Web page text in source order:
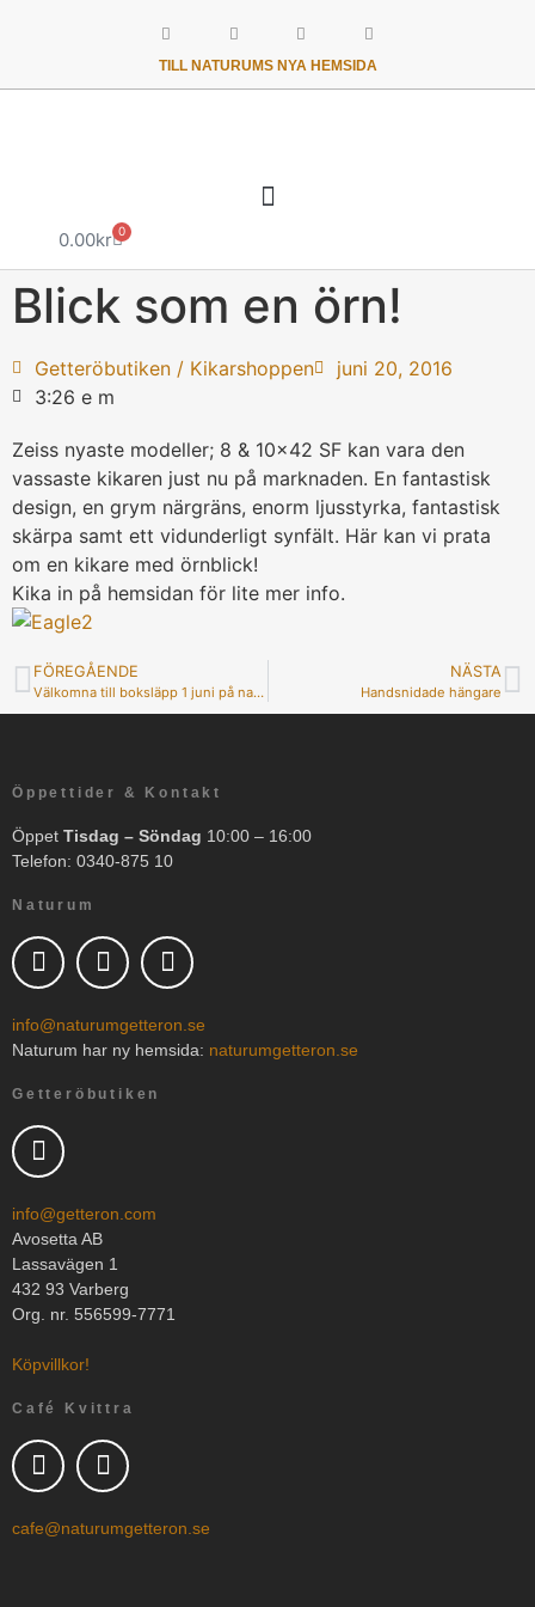
TILL NATURUMS NYA HEMSIDA
0.00kr 0
Blick som en örn!
Getteröbutiken / Kikarshoppen
juni 20, 2016
3:26 e m
Zeiss nyaste modeller; 8 & 10×42 SF kan vara den
vassaste kikaren just nu på marknaden. En fantastisk
design, en grym närgräns, enorm ljusstyrka, fantastisk
skärpa samt ett vidunderligt synfält. Här kan vi prata
om en kikare med örnblick!
Kika in på hemsidan för lite mer info.
FÖREGÅENDE
Välkomna till boksläpp 1 juni på naturum Getterön!
NÄSTA
Handsnidade hängare
Öppettider & Kontakt
Öppet Tisdag – Söndag 10:00 – 16:00
Telefon: 0340-875 10
Naturum
info@naturumgetteron.se
Naturum har ny hemsida: naturumgetteron.se
Getteröbutiken
info@getteron.com
Avosetta AB
Lassavägen 1
432 93 Varberg
Org. nr. 556599-7771
Köpvillkor!
Café Kvittra
cafe@naturumgetteron.se